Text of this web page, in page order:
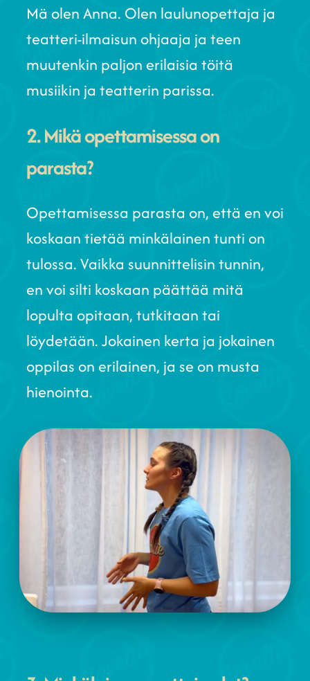
Mä olen Anna. Olen laulunopettaja ja
teatteri-ilmaisun ohjaaja ja teen
muutenkin paljon erilaisia töitä
musiikin ja teatterin parissa.
2. Mikä opettamisessa on
parasta?
Opettamisessa parasta on, että en voi
koskaan tietää minkälainen tunti on
tulossa. Vaikka suunnittelisin tunnin,
en voi silti koskaan päättää mitä
lopulta opitaan, tutkitaan tai
löydetään. Jokainen kerta ja jokainen
oppilas on erilainen, ja se on musta
hienointa.